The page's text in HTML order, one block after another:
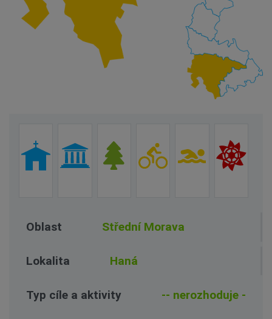
Oblast
Lokalita
Typ cíle a aktivity